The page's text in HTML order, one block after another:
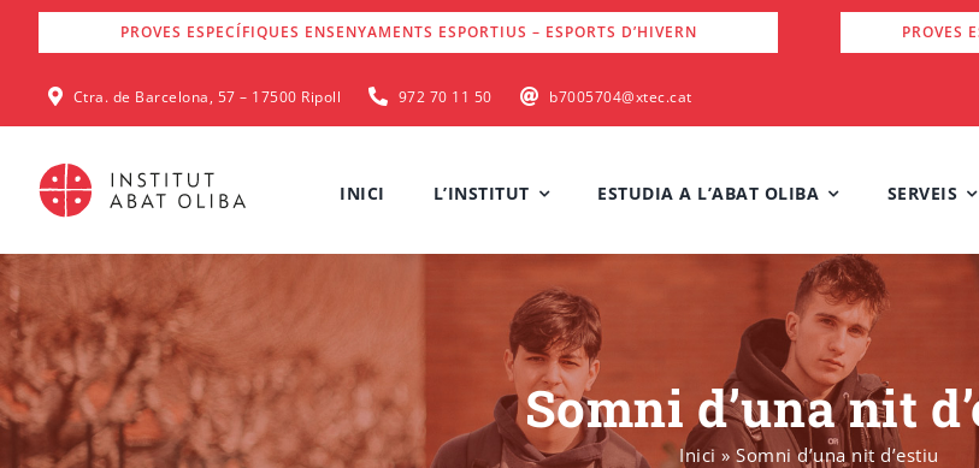
PROVES ESPECÍFIQUES ENSENYAMENTS ESPORTIUS – ESPORTS D’HIVERN PROVES
Ctra. de Barcelona, 57 – 17500 Ripoll 972 70 11 50 b7005704@xtec.cat
INICI L’INSTITUT ESTUDIA A L’ABAT OLIBA SERVEIS
Somni d’una nit
Inici »Somni d’una nit d’estiu